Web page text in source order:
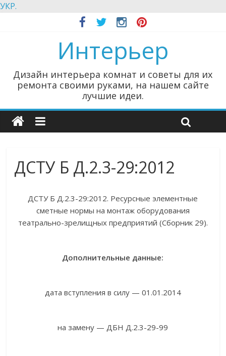
УКР.
Интерьер
Дизайн интерьера комнат и советы для их
ремонта своими руками, на нашем сайте
лучшие идеи.
ДСТУ Б Д.2.3-29:2012
ДСТУ Б Д.2.3-29:2012. Ресурсные элементные
сметные нормы на монтаж оборудования
театрально-зрелищных предприятий (Сборник 29).
Дополнительные данные:
дата вступления в силу — 01.01.2014
на замену — ДБН Д.2.3-29-99